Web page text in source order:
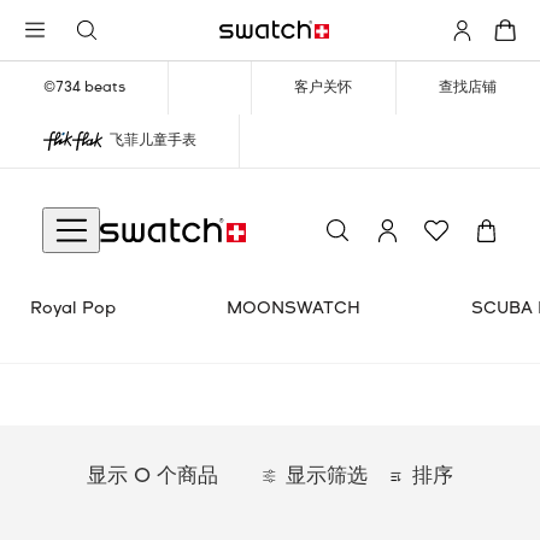
查找店铺
©734 beats 客户关怀
飞菲儿童手表
Royal Pop MOONSWATCH SCUBA
显示 0 个商品 显示筛选 排序